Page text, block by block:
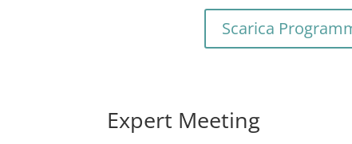
Scarica
Expert Meeting